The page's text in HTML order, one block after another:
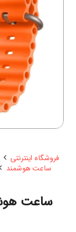
فروشگاه اینترنتی
ساعت هوشمند